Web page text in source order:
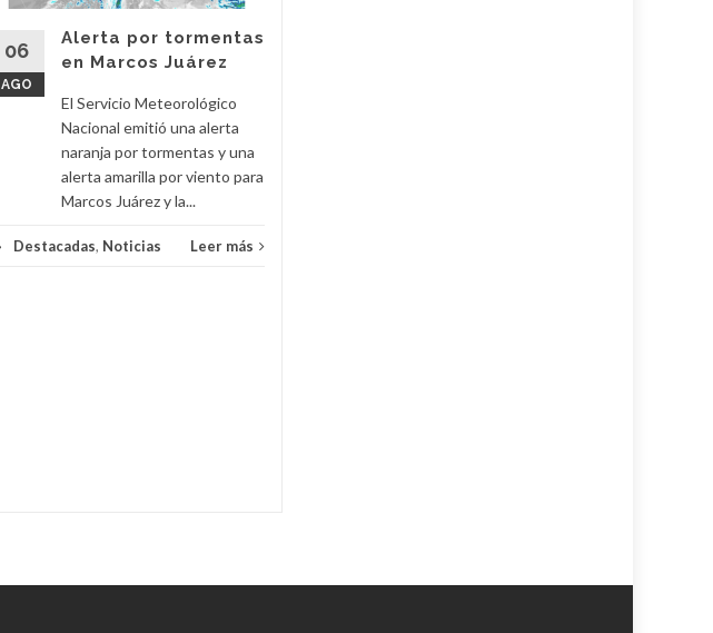
06
AGO
Alerta por tormentas
en Marcos Juárez
El Servicio Meteorológico
Nacional emitió una alerta
naranja por tormentas y una
alerta amarilla por viento para
Marcos Juárez y la...
Destacadas, Noticias Leer más